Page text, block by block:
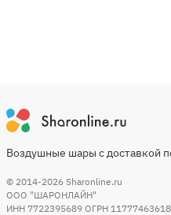
Воздушные шары с доставкой
© 2014-2026 Sharonline.ru
ООО "ШАРОНЛАЙН"
ИНН 7722395689 ОГРН